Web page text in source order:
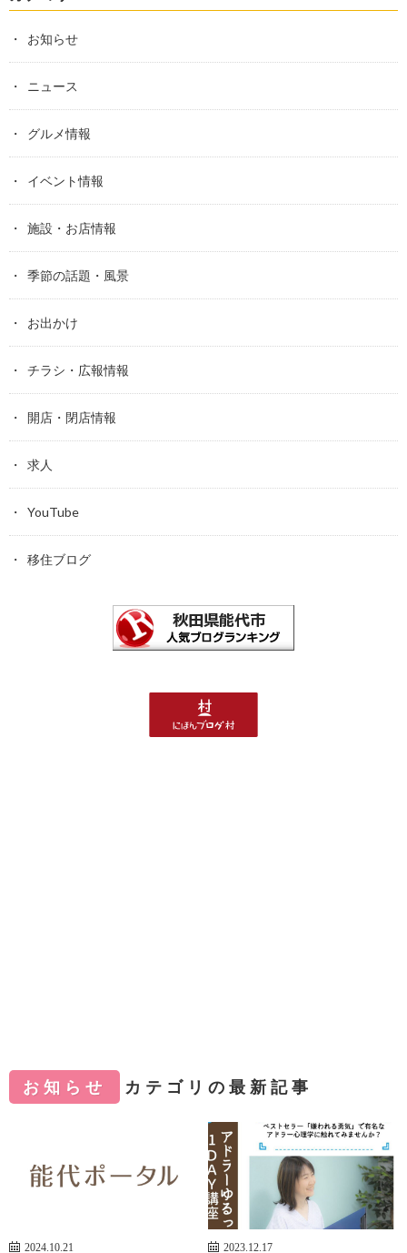
お知らせ
ニュース
グルメ情報
イベント情報
施設・お店情報
季節の話題・風景
お出かけ
チラシ・広報情報
開店・閉店情報
求人
YouTube
移住ブログ
お知らせ カテゴリの最新記事
2024.10.21
2023.12.17